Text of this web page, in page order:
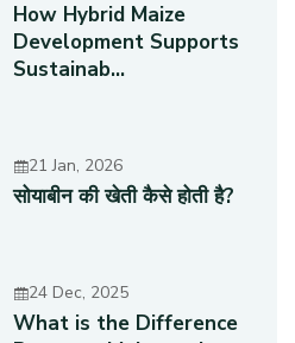
How Hybrid Maize
Development Supports
Sustainab...
21 Jan, 2026
सोयाबीन की खेती कैसे होती है?
24 Dec, 2025
What is the Difference